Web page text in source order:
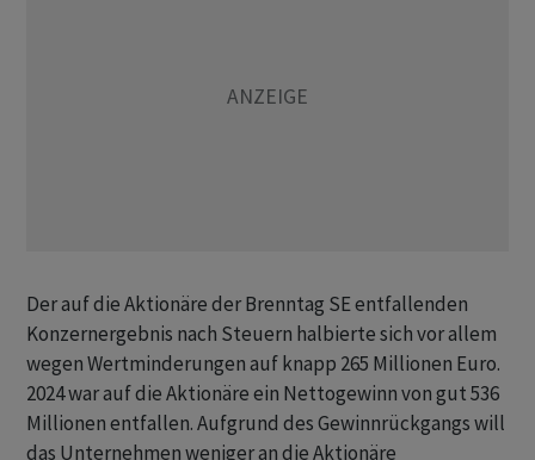
Der auf die Aktionäre der Brenntag SE entfallenden
Konzernergebnis nach Steuern halbierte sich vor allem
wegen Wertminderungen auf knapp 265 Millionen Euro.
2024 war auf die Aktionäre ein Nettogewinn von gut 536
Millionen entfallen. Aufgrund des Gewinnrückgangs will
das Unternehmen weniger an die Aktionäre